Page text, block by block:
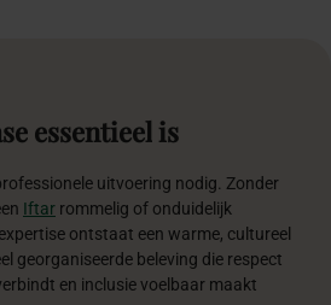
essentieel is
uitvoering nodig. Zonder
Iftar rommelig of onduidelijk
ontstaat een warme, cultureel
georganiseerde beleving die respect
en inclusie voelbaar maakt